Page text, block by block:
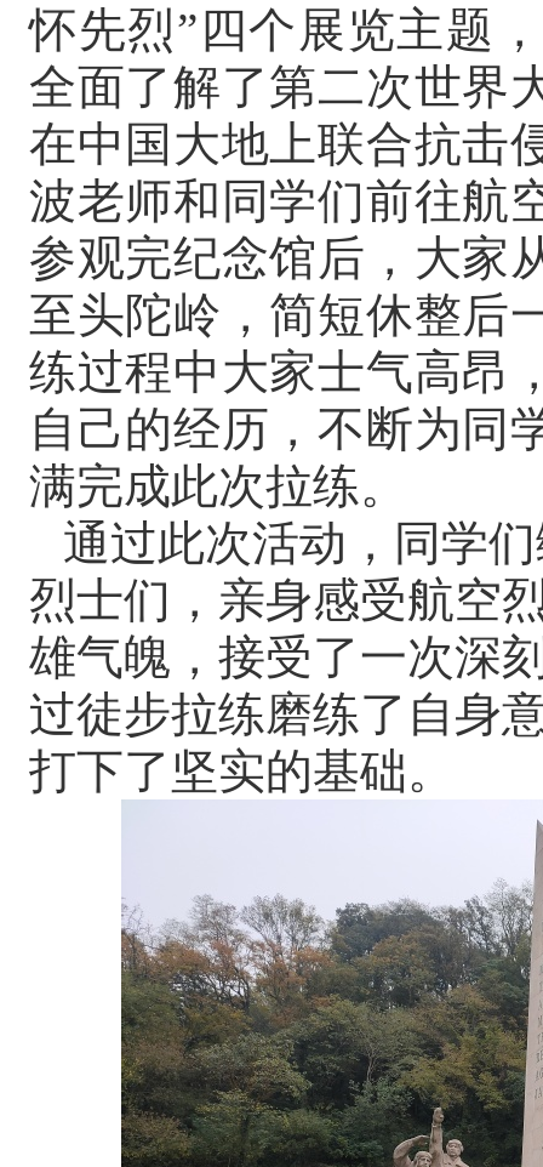
怀先烈” 四个展览主题
全面了解了第二次世界
在中国大地上联合抗击
波老师和同学们前往航
参观完纪念馆后，大家
至头陀岭，简短休整后
练过程中大家士气高昂
自己的经历，不断为同
满完成此次拉练。
通过此次活动，同学
烈士们，亲身感受航空
雄气魄，接受了一次深
过徒步拉练磨练了自身
打下了坚实的基础。